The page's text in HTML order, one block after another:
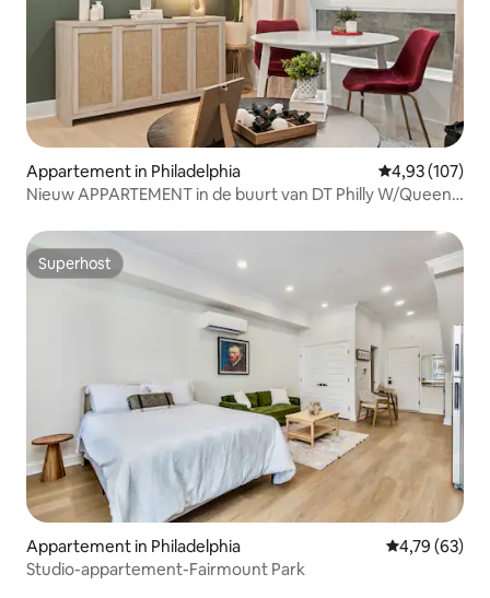
Appartement in Philadelphia Gemiddelde
4,93 (107)
Nieuw APPARTEMENT in de buurt van DT Philly W/Queen,
Superhost
Superhost
Appartement in Philadelphia Gemiddelde
4,79 (63)
Studio-appartement-Fairmount Park